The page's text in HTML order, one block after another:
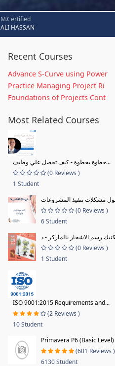
M.Certified
ALI HASSAN
Recent Courses
Advance S-Curve using Power
Practice Managing Project Ri
Foundations of Projects Cont
Most Related Courses
خطوة بخطوة - كيف تحصل علي وظيف...
(0 Reviews )
1 Student
(0 Reviews )
6 Student
(0 Reviews )
1 Student
ISO 9001:2015 Requirements and...
(2 Reviews )
10 Student
Primavera P6 (Basic Level)
(601 Reviews )
6130 Student